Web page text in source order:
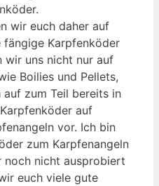
wir euch daher auf
fängige Karpfenköder
wir uns nicht nur auf
Boilies und Pellets,
zum Teil bereits in
auf
vor. Ich bin
zum Karpfenangeln
noch nicht ausprobiert
euch viele gute